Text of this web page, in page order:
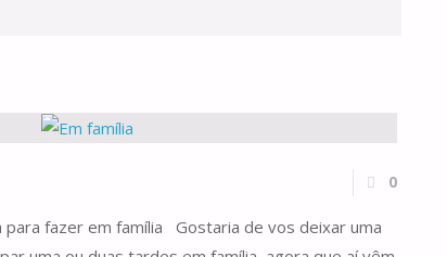
0
fazer em família Gostaria de vos deixar uma